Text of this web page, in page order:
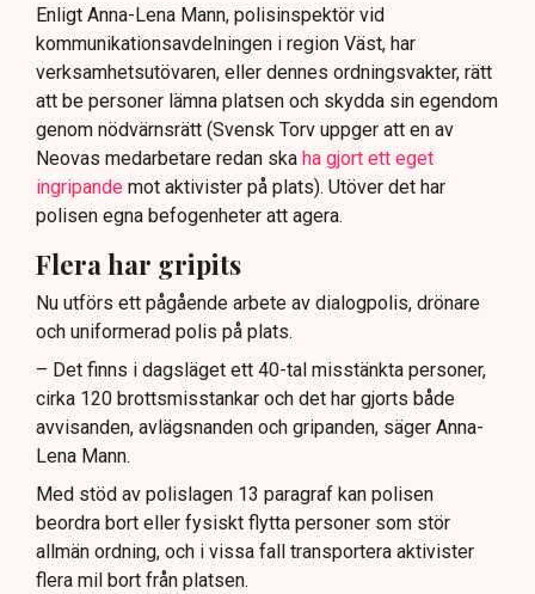
Enligt Anna-Lena Mann, polisinspektör vid
kommunikationsavdelningen i region Väst, har
verksamhetsutövaren, eller dennes ordningsvakter, rätt
att be personer lämna platsen och skydda sin egendom
genom nödvärnsrätt (Svensk Torv uppger att en av
Neovas medarbetare redan ska ha gjort ett eget
ingripande mot aktivister på plats). Utöver det har
polisen egna befogenheter att agera.
Flera har gripits
Nu utförs ett pågående arbete av dialogpolis, drönare
och uniformerad polis på plats.
– Det finns i dagsläget ett 40-tal misstänkta personer,
cirka 120 brottsmisstankar och det har gjorts både
avvisanden, avlägsnanden och gripanden, säger Anna-
Lena Mann.
Med stöd av polislagen 13 paragraf kan polisen
beordra bort eller fysiskt flytta personer som stör
allmän ordning, och i vissa fall transportera aktivister
flera mil bort från platsen.